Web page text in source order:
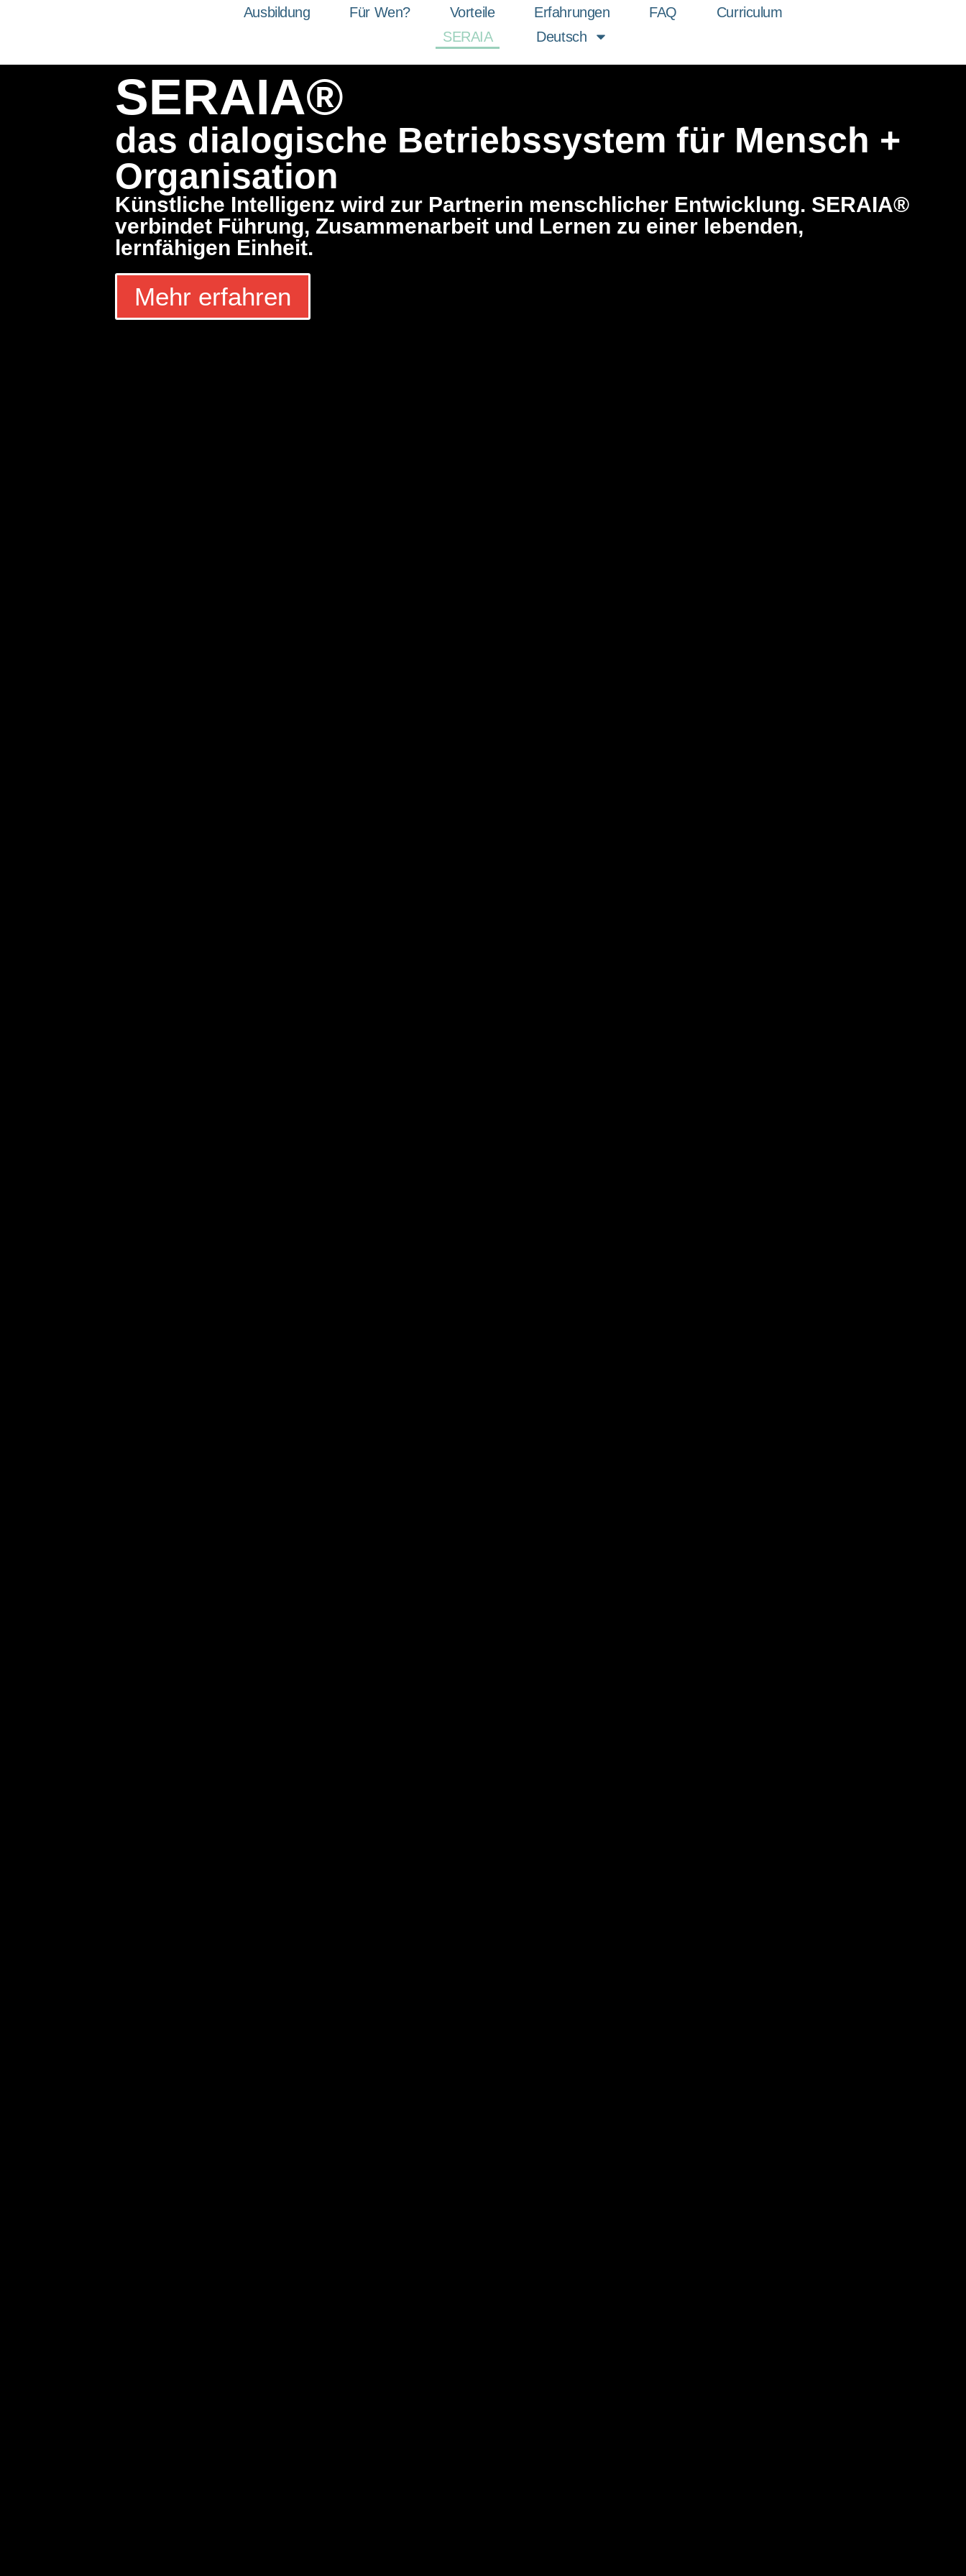
Ausbildung Für Wen? Vorteile Erfahrungen FAQ
Curriculum
SERAIA
Deutsch
SERAIA®
das dialogische Betriebssystem für Mensch +
Organisation
Künstliche Intelligenz wird zur Partnerin menschlicher Entwicklung. SERAIA®
verbindet Führung, Zusammenarbeit und Lernen zu einer lebenden,
lernfähigen Einheit.
Mehr erfahren